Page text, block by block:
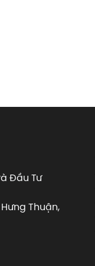
Đầu Tư
Thuận,